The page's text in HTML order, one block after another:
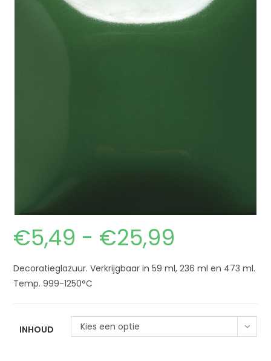
€5,49 - €25,99
Decoratieglazuur. Verkrijgbaar in 59 ml, 236 ml en 473 ml.
Temp. 999-1250°C
INHOUD Kies een optie